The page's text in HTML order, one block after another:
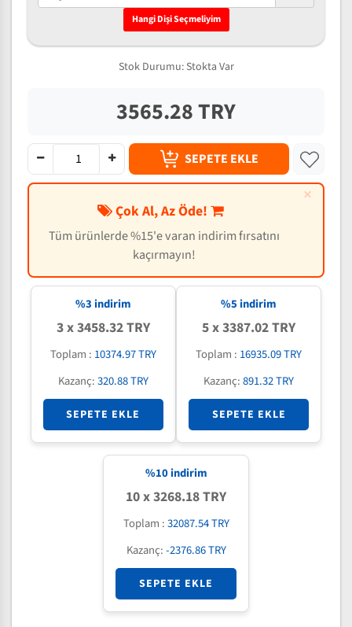
Hangi Dişi Seçmeliyim
Stok Durumu: Stokta Var
3565.28 TRY
SEPETE EKLE
×
Çok Al, Az Öde!
Tüm ürünlerde %15'e varan indirim fırsatını
kaçırmayın!
%3 indirim
3 x 3458.32 TRY
Toplam : 10374.97 TRY
Kazanç:320.88 TRY
SEPETE EKLE
%5 indirim
5 x 3387.02 TRY
Toplam : 16935.09 TRY
Kazanç:891.32 TRY
SEPETE EKLE
%10indirim
10 x 3268.18 TRY
Toplam :32087.54 TRY
Kazanç:-2376.86 TRY
SEPETE EKLE